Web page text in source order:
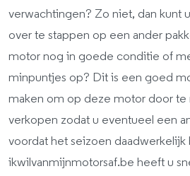
verwachtingen? Zo niet, dan kunt
over te stappen op een ander
motor nog in goede conditie of
minpuntjes op? Dit is een goed
maken om op deze motor door te
verkopen zodat u eventueel een
voordat het seizoen daadwerkelijk
ikwilvanmijnmotorsaf.be heeft u